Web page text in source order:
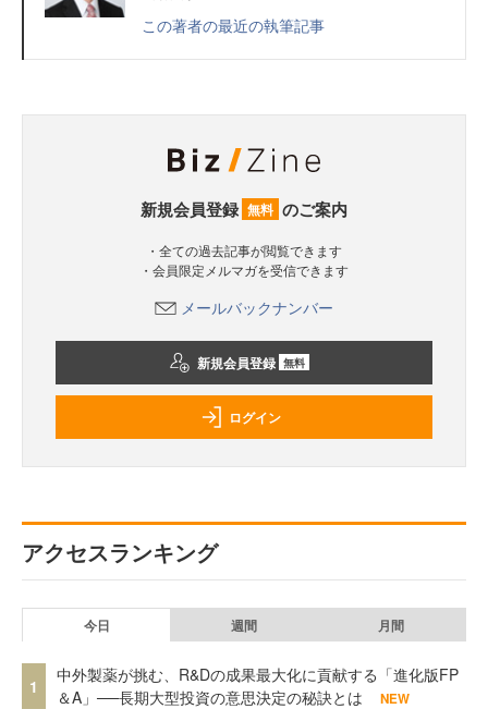
この著者の最近の執筆記事
新規会員登録 無料 のご案内
・全ての過去記事が閲覧できます
・会員限定メルマガを受信できます
メールバックナンバー
新規会員登録 無料
ログイン
アクセスランキング
今日 週間 月間
1
中外製薬が挑む、R&Dの成果最大化に貢献する「進化版FP
＆A」──長期大型投資の意思決定の秘訣とは
NEW